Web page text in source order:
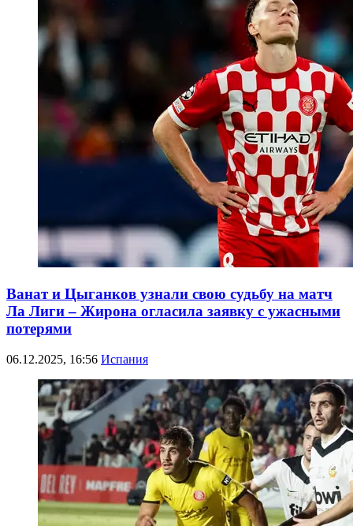
Ванат и Цыганков узнали свою судьбу на матч
Ла Лиги – Жирона огласила заявку с ужасными
потерями
06.12.2025, 16:56 Испания